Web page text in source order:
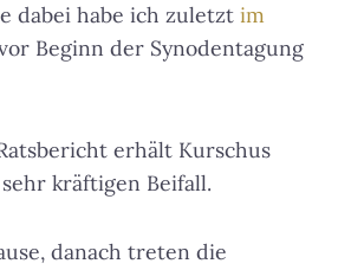
dabei habe ich zuletzt im
Beginn der Synodentagung
erhält Kurschus
kräftigen Beifall.
danach treten die